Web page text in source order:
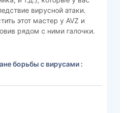
вирусной атаки.
этот мастер у AVZ и
рядом с ними галочки.
борьбы с вирусами :